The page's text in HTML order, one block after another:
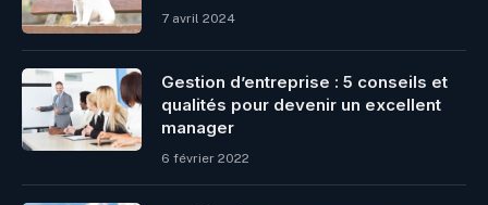
7 avril 2024
Gestion d’entreprise : 5 conseils et
qualités pour devenir un excellent
manager
6 février 2022